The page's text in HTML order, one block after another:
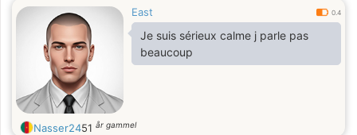
East 0.4
Je suis sérieux calme j parle pas
beaucoup
Nasser2451 år gammel